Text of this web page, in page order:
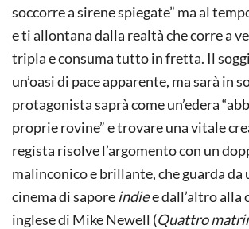
soccorre a sirene spiegate” ma al
e ti allontana dalla realtà che corre a
tripla e consuma tutto in fretta. Il
un’oasi di pace apparente, ma sarà in
protagonista saprà come un’edera
proprie rovine” e trovare una vitale
regista risolve l’argomento con un
malinconico e brillante, che guarda da
cinema di sapore indiee dall’altro alla
inglese di Mike Newell (Quattro